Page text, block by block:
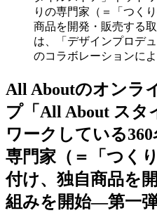
りの専門家（＝「つく
商品を開発・販売する
は、「デザインプロデ
のコラボレーションに
All Aboutのオンラ
プ「All About スタ
ワークしている
専門家（＝「つく
付け、独自商品を
組みを開始―第一